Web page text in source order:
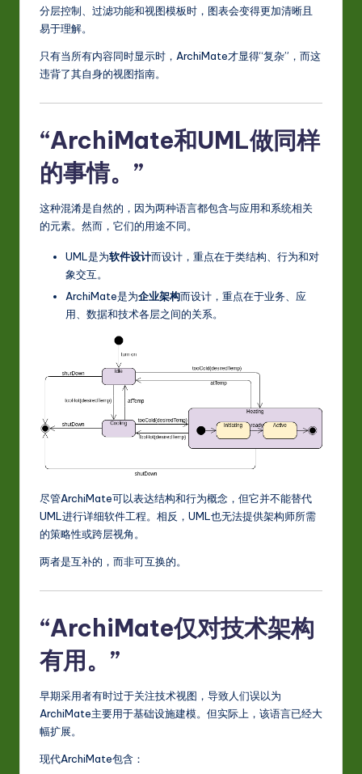
in
A
&
ft
o
分层控制、过滤功能和视图模板时，图表会变得更加清晰且
易于理解。
只有当所有内容同时显示时，ArchiMate才显得“复杂”，而这
违背了其自身的视图指南。
“ArchiMate和UML做同样
的事情。”
这种混淆是自然的，因为两种语言都包含与应用和系统相关
的元素。然而，它们的用途不同。
UML是为软件设计而设计，重点在于类结构、行为和对
象交互。
ArchiMate是为企业架构而设计，重点在于业务、应
用、数据和技术各层之间的关系。
尽管ArchiMate可以表达结构和行为概念，但它并不能替代
UML进行详细软件工程。相反，UML也无法提供架构师所需
的策略性或跨层视角。
两者是互补的，而非可互换的。
“ArchiMate仅对技术架构
有用。”
早期采用者有时过于关注技术视图，导致人们误以为
ArchiMate主要用于基础设施建模。但实际上，该语言已经大
幅扩展。
现代ArchiMate包含：